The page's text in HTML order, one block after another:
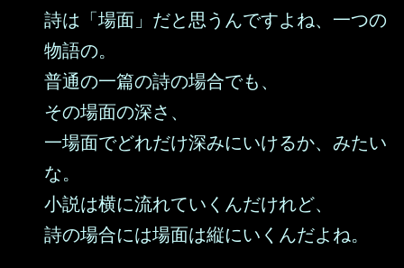
詩は「場面」だと思うんですよね、一つの
物語の。
普通の一篇の詩の場合でも、
その場面の深さ、
一場面でどれだけ深みにいけるか、みたい
な。
小説は横に流れていくんだけれど、
詩の場合には場面は縦にいくんだよね。